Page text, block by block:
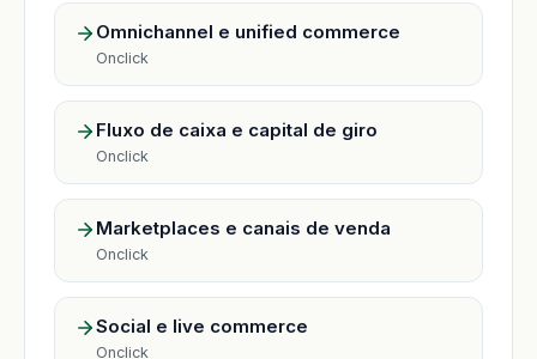
Omnichannel e unified commerce
Onclick
Fluxo de caixa e capital de giro
Onclick
Marketplaces e canais de venda
Onclick
Social e live commerce
Onclick